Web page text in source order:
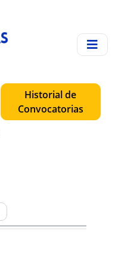
Historial de
Convocatorias